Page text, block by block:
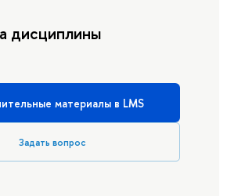
дисциплины
материалы в LMS
Задать вопрос